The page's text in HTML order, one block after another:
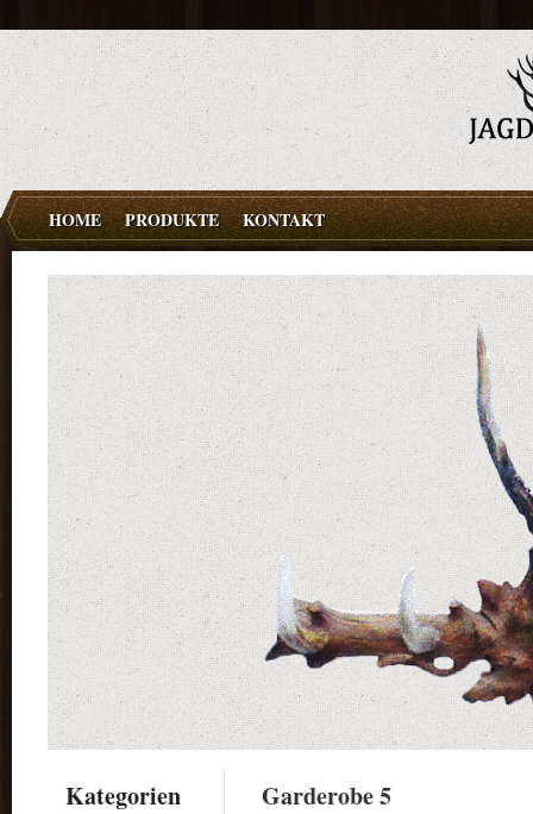
HOME PRODUKTE KONTAKT
Garderobe 5
Kategorien